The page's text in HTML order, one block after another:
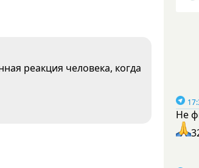
реакция человека, когда
Не